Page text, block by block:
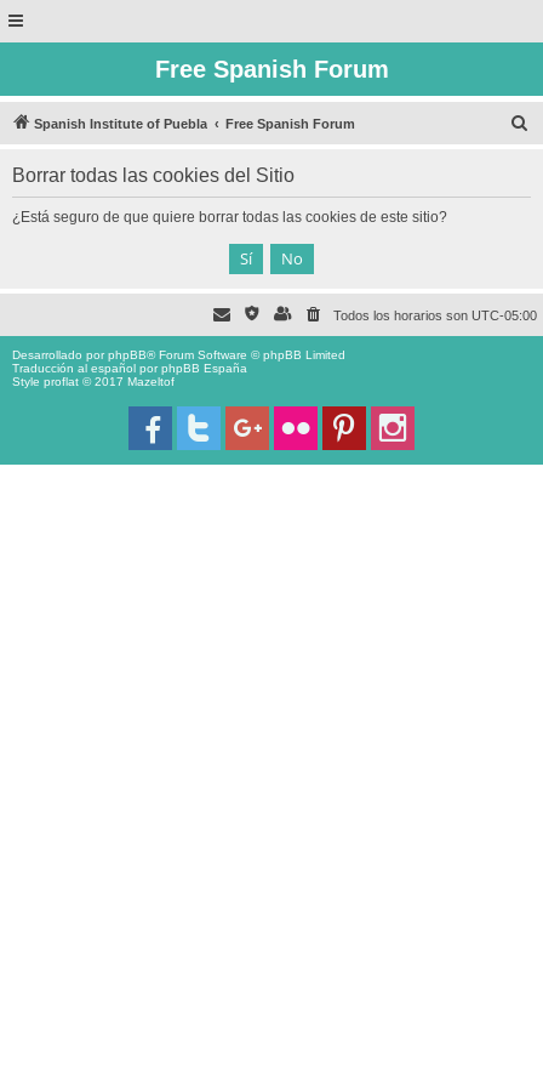
Free Spanish Forum
Spanish Institute of Puebla Free Spanish Forum
Borrar todas las cookies del Sitio
¿Está seguro de que quiere borrar todas las cookies de este sitio?
Todos los horarios son UTC-05:00
Desarrollado porphpBB® Forum Software © phpBB Limited
Traducción al español porphpBB España
Style proflat © 2017 Mazeltof